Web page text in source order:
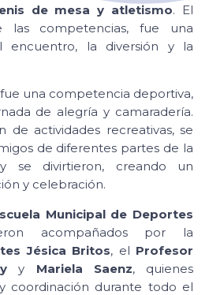
de mesa y atletismo. El
las competencias, fue una
encuentro, la diversión y la
una competencia deportiva,
de alegría y camaradería.
de actividades recreativas, se
de diferentes partes de la
se divirtieron, creando un
y celebración.
Municipal de Deportes
acompañados por la
Jésica Britos, el Profesor
y Mariela Saenz, quienes
coordinación durante todo el